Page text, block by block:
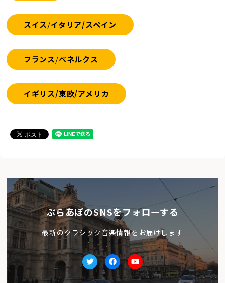
スイス/イタリア/スペイン
フランス/ベネルクス
イギリス/東欧/アメリカ
ぶらあぼのSNSをフォローする
最新のクラシック音楽情報をお届けします
TwitterfacebookYoutube